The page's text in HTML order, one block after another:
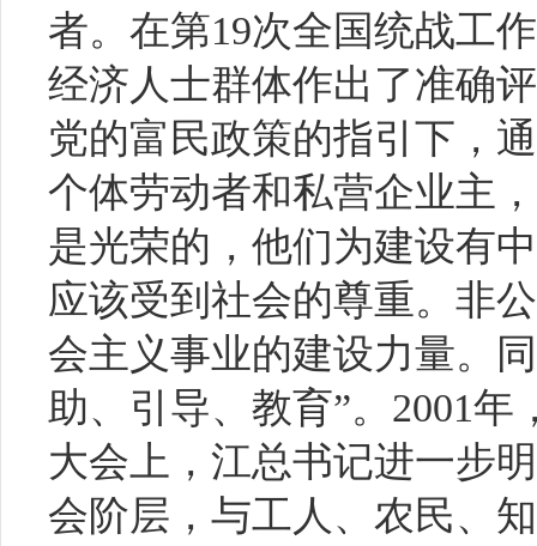
者。在第19次全国统战工
经济人士群体作出了准确
党的富民政策的指引下，
个体劳动者和私营企业主
是光荣的，他们为建设有
应该受到社会的尊重。非
会主义事业的建设力量。
助、引导、教育”。2001
大会上，江总书记进一步
会阶层，与工人、农民、